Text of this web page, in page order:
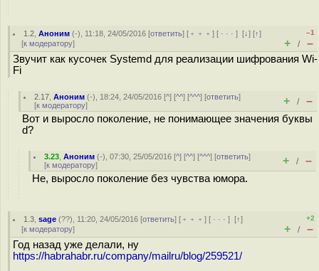
1.2 ,Аноним (-), 11:18, 24/05/2016 [ответить] [ ﹢﹢﹢] [ · · ·][↓] [↑]
[к модератору]
–1
+ / –
Звучит как кусочек Systemd для реализации шифрования Wi-
Fi
2.17 ,Аноним (-), 18:24, 24/05/2016 [^] [^^] [^^^] [ответить]
[к модератору] + / –
Вот и выросло поколение, не понимающее значения буквы
d?
3.23 ,Аноним (-), 07:30, 25/05/2016 [^] [^^] [^^^] [ответить]
[к модератору] + / –
Не, выросло поколение без чувства юмора.
1.3 ,sage (??), 11:20, 24/05/2016 [ответить] [ ﹢﹢﹢] [ · · ·][↑]
[к модератору]
+2
+ / –
Год назад уже делали, ну
https://habrahabr.ru/company/mailru/blog/259521/